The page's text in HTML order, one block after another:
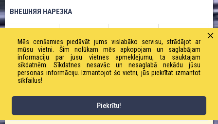
ВНЕШНЯЯ НАРЕЗКА
ЗАКАЗАТЬ ТОВАР!
ИМЯ
Mēs cenšamies piedāvāt jums vislabāko servisu, strādājot ar
mūsu vietni. Šim nolūkam mēs apkopojam un saglabājam
informāciju par jūsu vietnes apmeklējumu, tā sauktajām
sīkdatnēm. Sīkdatnes nesavāc un nesaglabā nekādu jūsu
personas informāciju. Izmantojot šo vietni, jūs piekrītat izmantot
sīkfailus!
Piekrītu!